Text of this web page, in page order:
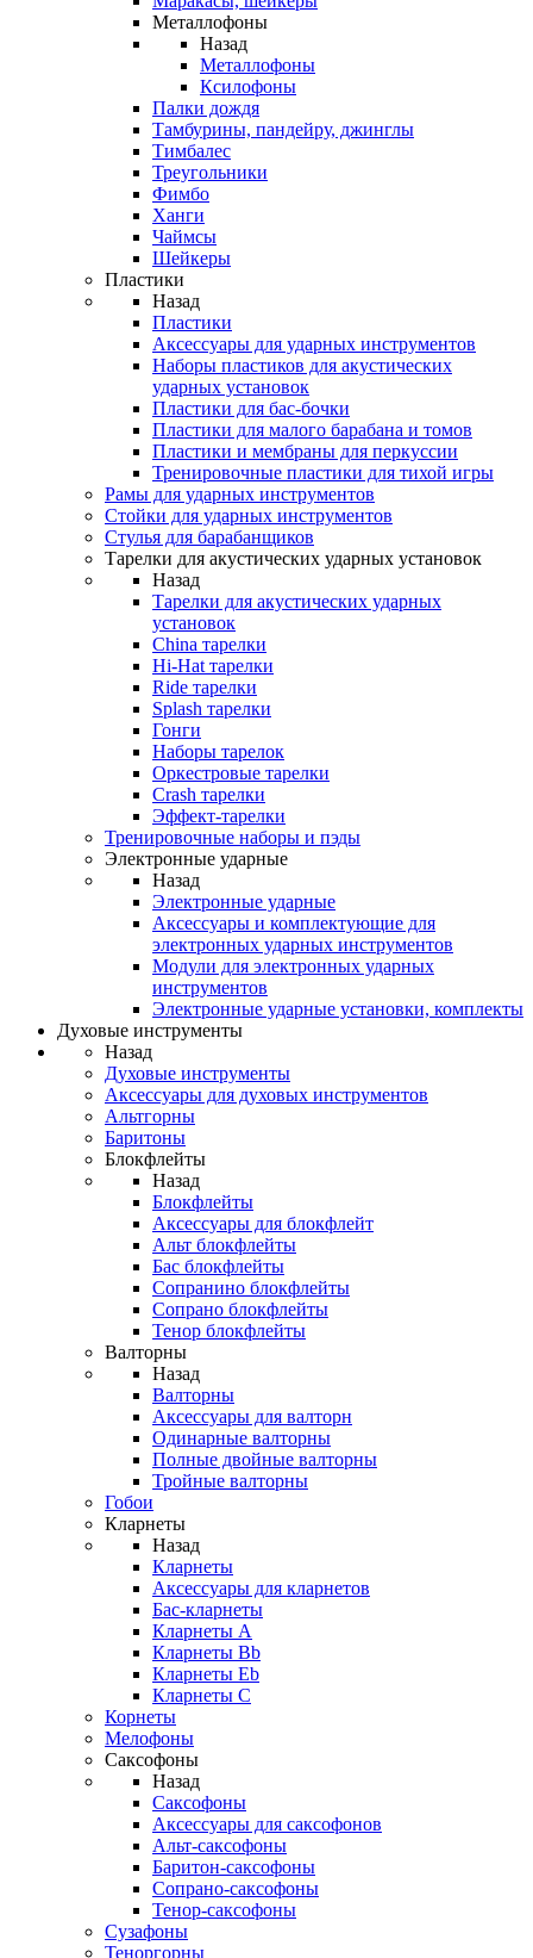
Металлофоны
Назад
Металлофоны
Ксилофоны
Палки дождя
Тамбурины, пандейру, джинглы
Тимбалес
Треугольники
Фимбо
Ханги
Чаймсы
Шейкеры
Пластики
Назад
Пластики
Аксессуары для ударных инструментов
Наборы пластиков для акустических
ударных установок
Пластики для бас-бочки
Пластики для малого барабана и томов
Пластики и мембраны для перкуссии
Тренировочные пластики для тихой игры
Рамы для ударных инструментов
Стойки для ударных инструментов
Стулья для барабанщиков
Тарелки для акустических ударных установок
Назад
Тарелки для акустических ударных
установок
China тарелки
Hi-Hat тарелки
Ride тарелки
Splash тарелки
Гонги
Наборы тарелок
Оркестровые тарелки
Сrash тарелки
Эффект-тарелки
Тренировочные наборы и пэды
Электронные ударные
Назад
Электронные ударные
Аксессуары и комплектующие для
электронных ударных инструментов
Модули для электронных ударных
инструментов
Электронные ударные установки, комплекты
Духовые инструменты
Назад
Духовые инструменты
Аксессуары для духовых инструментов
Альтгорны
Баритоны
Блокфлейты
Назад
Блокфлейты
Аксессуары для блокфлейт
Альт блокфлейты
Бас блокфлейты
Сопранино блокфлейты
Сопрано блокфлейты
Тенор блокфлейты
Валторны
Назад
Валторны
Аксессуары для валторн
Одинарные валторны
Полные двойные валторны
Тройные валторны
Гобои
Кларнеты
Назад
Кларнеты
Аксессуары для кларнетов
Бас-кларнеты
Кларнеты A
Кларнеты Bb
Кларнеты Eb
Кларнеты С
Корнеты
Мелофоны
Саксофоны
Назад
Саксофоны
Аксессуары для саксофонов
Альт-саксофоны
Баритон-саксофоны
Сопрано-саксофоны
Тенор-саксофоны
Сузафоны
Теноргорны